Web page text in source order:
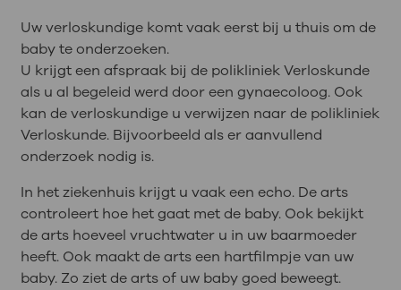
Uw verloskundige komt vaak eerst bij u thuis om de
baby te onderzoeken.
U krijgt een afspraak bij de polikliniek Verloskunde
als u al begeleid werd door een gynaecoloog. Ook
kan de verloskundige u verwijzen naar de polikliniek
Verloskunde. Bijvoorbeeld als er aanvullend
onderzoek nodig is.
In het ziekenhuis krijgt u vaak een echo. De arts
controleert hoe het gaat met de baby. Ook bekijkt
de arts hoeveel vruchtwater u in uw baarmoeder
heeft. Ook maakt de arts een hartfilmpje van uw
baby. Zo ziet de arts of uw baby goed beweegt.